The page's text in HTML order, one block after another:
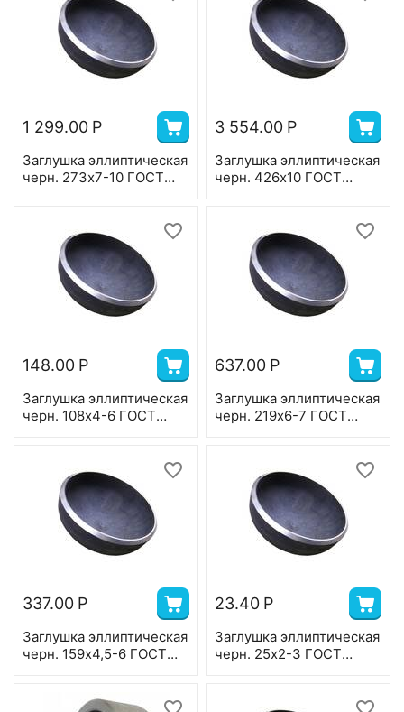
1 299.00 Р
Заглушка эллиптическая
черн. 273х7-10 ГОСТ
3 554.00 Р
Заглушка эллиптическая
черн. 426х10 ГОСТ
148.00 Р
Заглушка эллиптическая
черн. 108х4-6 ГОСТ
637.00 Р
Заглушка эллиптическая
черн. 219х6-7 ГОСТ
337.00 Р
Заглушка эллиптическая
черн. 159х4,5-6 ГОСТ
23.40 Р
Заглушка эллиптическая
черн. 25х2-3 ГОСТ